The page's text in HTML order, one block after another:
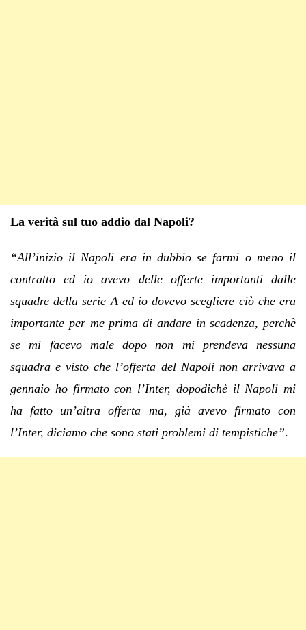
La verità sul tuo addio dal Napoli?
“All’inizio il Napoli era in dubbio se farmi o meno il
contratto ed io avevo delle offerte importanti dalle
squadre della serie A ed io dovevo scegliere ciò che era
importante per me prima di andare in scadenza, perchè
se mi facevo male dopo non mi prendeva nessuna
squadra e visto che l’offerta del Napoli non arrivava a
gennaio ho firmato con l’Inter, dopodichè il Napoli mi
ha fatto un’altra offerta ma, già avevo firmato con
l’Inter, diciamo che sono stati problemi di tempistiche”.